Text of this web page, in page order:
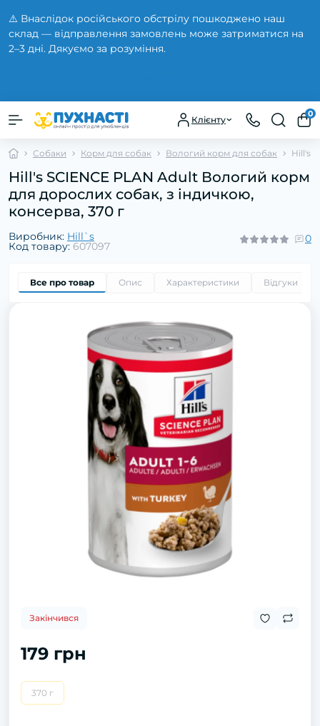
⚠️ Внаслідок російського обстрілу пошкоджено наш
склад — відправлення замовлень може затриматися на
2–3 дні. Дякуємо за розуміння.
Клієнту
0
Собаки Корм для собак Вологий корм для собак Hill's
Hill's SCIENCE PLAN Adult Вологий корм
для дорослих собак, з індичкою,
консерва, 370 г
Виробник: Hill`s
Код товару: 607097
0
Все про товар Опис Характеристики Відгуки
Закінчився
179 грн
370 г